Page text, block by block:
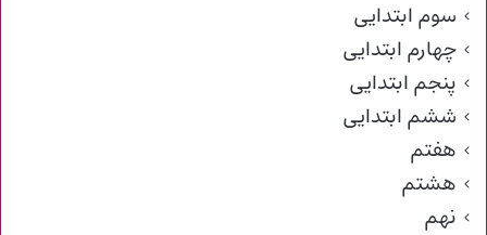
سوم ابتدایی
چهارم ابتدایی
پنجم ابتدایی
ششم ابتدایی
هفتم
هشتم
نهم